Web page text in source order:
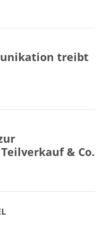
treibt
& Co.